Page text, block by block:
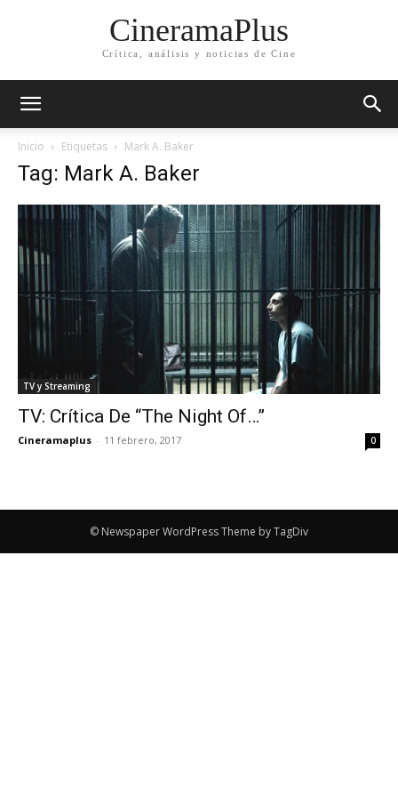
CineramaPlus
Crítica, análisis y noticias de Cine
Inicio Etiquetas Mark A. Baker
Tag: Mark A. Baker
TV y Streaming
TV: Crítica De “The Night Of…”
Cineramaplus - 11 febrero, 2017 0
© Newspaper WordPress Theme by TagDiv